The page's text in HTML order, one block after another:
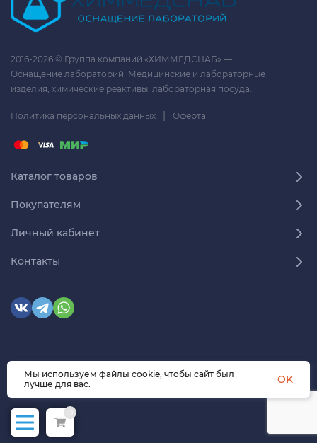
2016-2026 © Группа компаний «ХИММЕДСНАБ» —
Оснащение лабораторий. Медицинские и лабораторные
изделия, химические реактивы, лабораторная посуда.
Политика персональных данных | Оферта
Каталог товаров
Покупателям
Личный кабинет
Контакты
© 2026 himmedsnab.ru. Все права защищены
Мы используем файлы cookie, чтобы сайт был
лучше для вас.
OK